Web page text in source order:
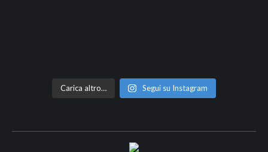
Carica altro… Segui su Instagram